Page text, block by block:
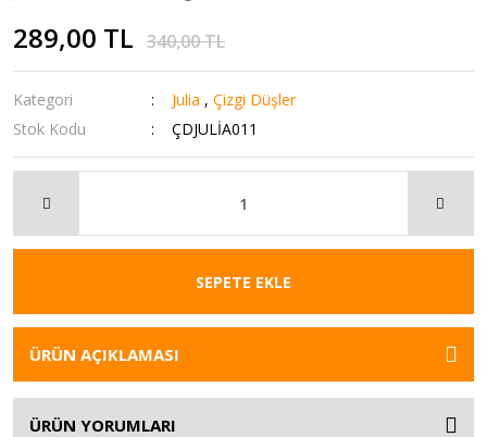
289,00 TL 340,00 TL
Kategori Julia ,Çizgi Düşler
Stok Kodu
ÇDJULİA011
SEPETE EKLE
ÜRÜN AÇIKLAMASI
ÜRÜN YORUMLARI